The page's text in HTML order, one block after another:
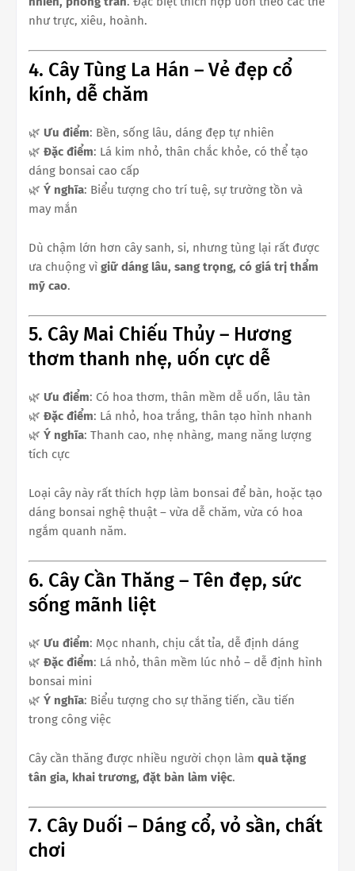
như trực, xiêu, hoành.
4. Cây Tùng La Hán – Vẻ đẹp cổ
kính, dễ chăm
🌿 Ưu điểm: Bền, sống lâu, dáng đẹp tự nhiên
🌿 Đặc điểm: Lá kim nhỏ, thân chắc khỏe, có thể tạo
dáng bonsai cao cấp
🌿 Ý nghĩa: Biểu tượng cho trí tuệ, sự trường tồn và
may mắn
Dù chậm lớn hơn cây sanh, si, nhưng tùng lại rất được
ưa chuộng vì giữ dáng lâu, sang trọng, có giá trị thẩm
mỹ cao.
5. Cây Mai Chiếu Thủy – Hương
thơm thanh nhẹ, uốn cực dễ
🌿 Ưu điểm: Có hoa thơm, thân mềm dễ uốn, lâu tàn
🌿 Đặc điểm: Lá nhỏ, hoa trắng, thân tạo hình nhanh
🌿 Ý nghĩa: Thanh cao, nhẹ nhàng, mang năng lượng
tích cực
Loại cây này rất thích hợp làm bonsai để bàn, hoặc tạo
dáng bonsai nghệ thuật – vừa dễ chăm, vừa có hoa
ngắm quanh năm.
6. Cây Cần Thăng – Tên đẹp, sức
sống mãnh liệt
🌿 Ưu điểm: Mọc nhanh, chịu cắt tỉa, dễ định dáng
🌿 Đặc điểm: Lá nhỏ, thân mềm lúc nhỏ – dễ định hình
bonsai mini
🌿 Ý nghĩa: Biểu tượng cho sự thăng tiến, cầu tiến
trong công việc
Cây cần thăng được nhiều người chọn làm quà tặng
tân gia, khai trương, đặt bàn làm việc.
7. Cây Duối – Dáng cổ, vỏ sần, chất
chơi